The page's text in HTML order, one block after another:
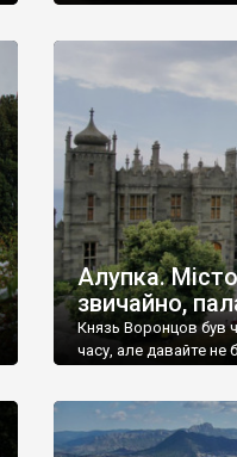
Алупка.
звичайно,
Князь Воронцов був
часу, але давайте